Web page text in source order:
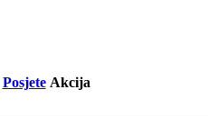
Posjete Akcija